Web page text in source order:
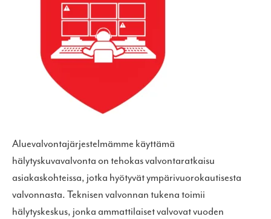
Aluevalvontajärjestelmämme käyttämä
hälytyskuvavalvonta on tehokas valvontaratkaisu
asiakaskohteissa, jotka hyötyvät ympärivuorokautisesta
valvonnasta. Teknisen valvonnan tukena toimii
hälytyskeskus, jonka ammattilaiset valvovat vuoden